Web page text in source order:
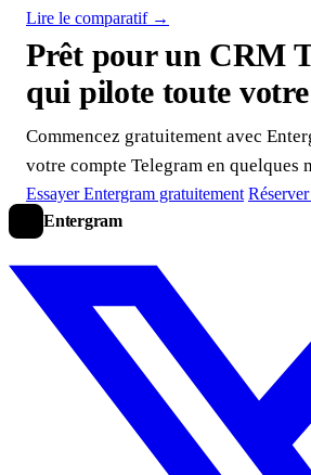
Lire le comparatif →
Prêt pour un CRM
qui pilote toute
Commencez gratuitement avec
votre compte Telegram en quelques
Essayer Entergram gratuitement
Entergram